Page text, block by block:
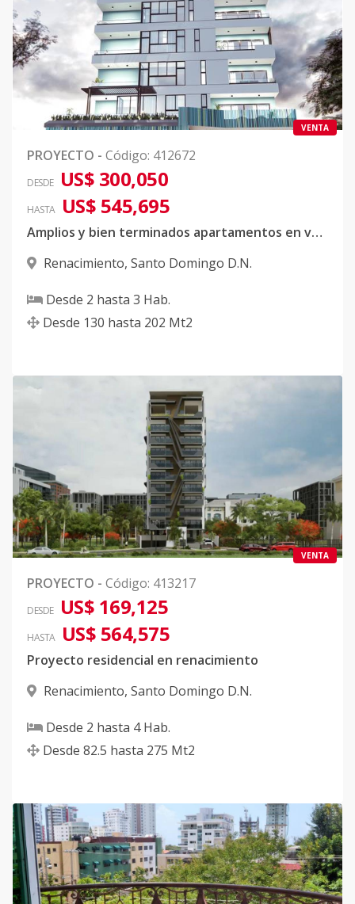
VENTA
PROYECTO - Código: 412672
DESDE US$ 300,050
HASTA US$ 545,695
Amplios y bien terminados apartamentos en venta en Renacimiento, 2 y 3 habitaciones, con gimnasio ,área social, área para niños y mucho más
Renacimiento, Santo Domingo D.N.
Desde 2 hasta 3 Hab.
Desde 130 hasta 202 Mt2
VENTA
PROYECTO - Código: 413217
DESDE US$ 169,125
HASTA US$ 564,575
Proyecto residencial en renacimiento
Renacimiento, Santo Domingo D.N.
Desde 2 hasta 4Hab.
Desde 82.5 hasta 275 Mt2